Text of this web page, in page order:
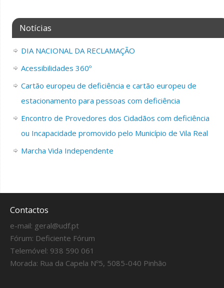
Notícias
DIA NACIONAL DA RECLAMAÇÃO
Acessibilidades 360º
Cartão europeu de deficiência e cartão europeu de
estacionamento para pessoas com deficiência
Encontro de Provedores dos Cidadãos com deficiência
ou Incapacidade promovido pelo Município de Vila Real
Marcha Vida Independente
Contactos
e-mail: geral@udf.pt
Fórum: Deficiente Fórum
Telemóvel: 938 590 061
Morada: Rua da Capela Nº5, 5085-040 Pinhão